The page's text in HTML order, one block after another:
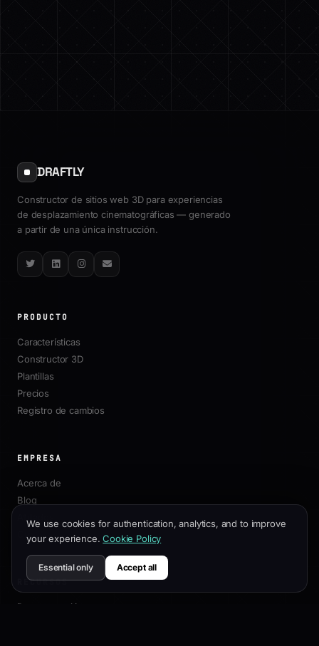
DRAFTLY
Constructor de sitios web 3D para experiencias
de desplazamiento cinematográficas — generado
a partir de una única instrucción.
TwitterLinkedInInstagram
Email
PRODUCTO
Características
Constructor 3D
Plantillas
Precios
Registro de cambios
EMPRESA
Acerca de
Blog
Contacto
RECURSOS
Documentación
We use cookies for authentication, analytics, and to improve
your experience. Cookie Policy
Essential only Accept all